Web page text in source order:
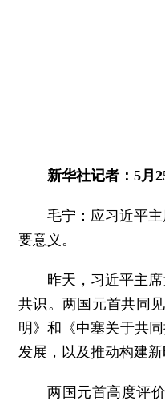
新华社记者：5月
毛宁：应习近平
要意义。
昨天，习近平主
共识。两国元首共同
明》和《中塞关于共
发展，以及推动构建
两国元首高度评